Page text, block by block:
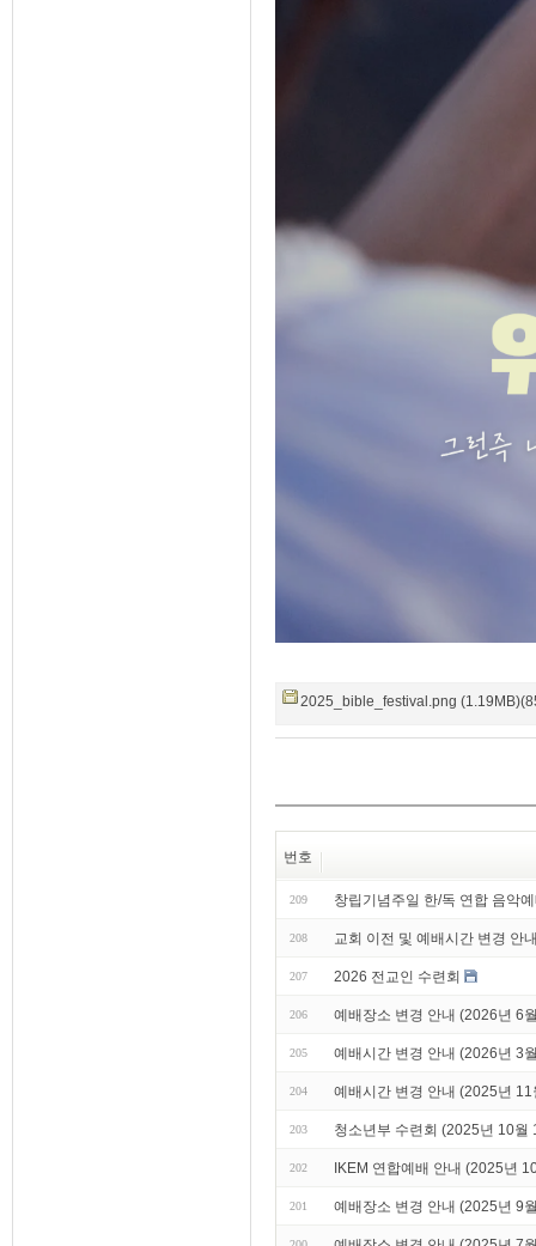
2025_bible_festival.png
번호
209 창립기념주일 한/독 연합 음악
208 교회 이전 및 예배시간 변경 안
207 2026 전교인 수련회
206 예배장소 변경 안내 (2026년 6
205 예배시간 변경 안내 (2026년 3
204 예배시간 변경 안내 (2025년
203 청소년부 수련회 (2025년 10월
202 IKEM 연합예배 안내 (2025년
201 예배장소 변경 안내 (2025년 9